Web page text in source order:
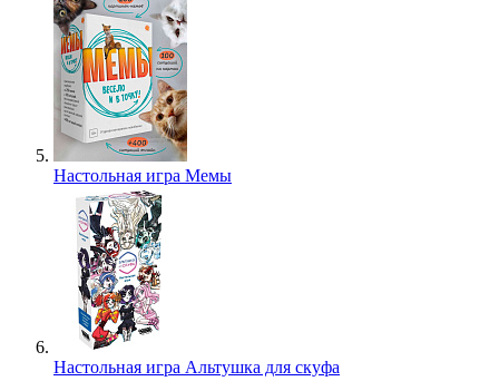
Настольная игра Мемы
Настольная игра Альтушка для скуфа